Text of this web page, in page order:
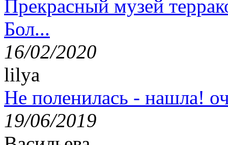
Прекрасный музей
Бол...
16/02/2020
lilya
Не поленилась - нашла!
19/06/2019